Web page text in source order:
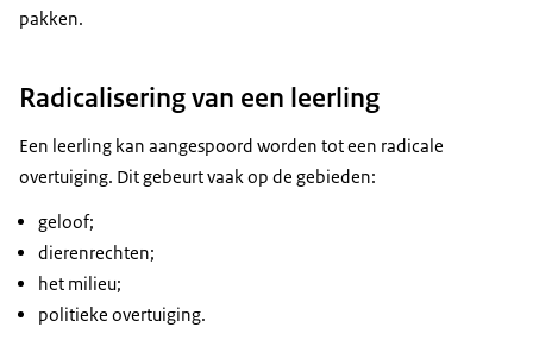
pakken.
Radicalisering van een leerling
Een leerling kan aangespoord worden tot een radicale
overtuiging. Dit gebeurt vaak op de gebieden:
geloof;
dierenrechten;
het milieu;
politieke overtuiging.